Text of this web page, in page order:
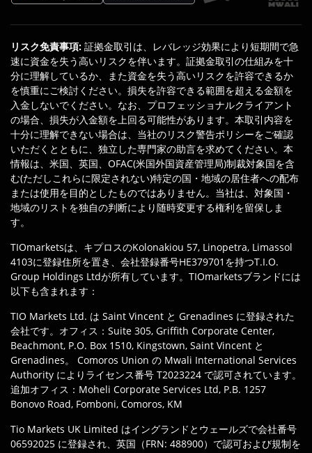
リスク免責事項: 証拠金取引は、レバレッジ効果により短期間で急
速に資金を失う高いリスクを伴います。証拠金取引の仕組みを十
分に理解しているか、また資金を失う高いリスクを許容できるか
を慎重にご検討ください。損失を許容できる範囲を超える金額を
入金しないでください。なお、プロフェッショナルクライアント
の場合、損失が入金額を上回る可能性があります。本取引内容を
十分に理解できない場合は、当社のリスク警告ポリシーをご確認
いただくとともに、独立した専門家の助言を求めてください。本
情報は、米国、英国、OFAC(米国外国資産管理局)制裁対象国を含
む(ただしこれらに限定されない)特定の国・地域の居住者への配布
または使用を目的としたものではありません。当社は、対象国・
地域のリストを独自の判断により随時変更する権利を留保しま
す。
TIOmarketsは、キプロスのKolonakiou 57, Linopetra, Limassol
4103に登録住所を置き、会社登録番号HE379701を持つT.I.O.
Group Holdings Ltdが所有しています。TIOmarketsブランドには
以下も含まれます：
TIO Markets Ltd. は Saint Vincent と Grenadines に登録された
会社です。オフィス：Suite 305, Griffith Corporate Center,
Beachmont, P.O. Box 1510, Kingstown, Saint Vincent と
Grenadines。 Comoros Union の Mwali International Services
Authority によりライセンス番号 T2023224 で認可されています。
追加オフィス：Moheli Corporate Services Ltd, P.B. 1257
Bonovo Road, Fomboni, Comoros, KM
Tio Markets UK Limited はイングランドとウェールズで会社番号
06592025 に登録され、英国（FRN: 488900）で認可および規制を